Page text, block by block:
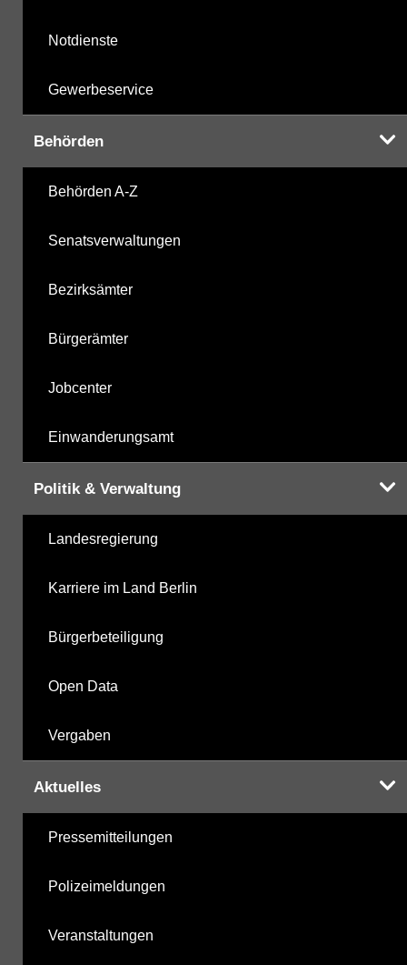
Notdienste
Gewerbeservice
Behörden
Behörden A-Z
Senatsverwaltungen
Bezirksämter
Bürgerämter
Jobcenter
Einwanderungsamt
Politik & Verwaltung
Landesregierung
Karriere im Land Berlin
Bürgerbeteiligung
Open Data
Vergaben
Aktuelles
Pressemitteilungen
Polizeimeldungen
Veranstaltungen